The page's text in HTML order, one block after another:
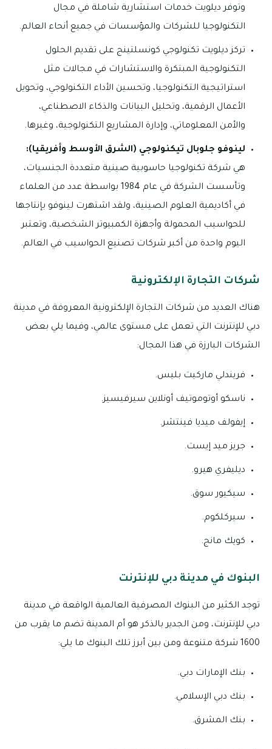
وتوفر ديلويت خدمات استشارية شاملة في مجال
التكنولوجيا للشركات والمؤسسات في جميع أنحاء العالم.
تركز ديلويت تكنولوجي كونسلتينج على تقديم الحلول
التكنولوجية المبتكرة والاستشارات في مجالات مثل
استراتيجية التكنولوجيا، وتحسين الأداء التكنولوجي، وتحويل
الأعمال الرقمية، وتحليل البيانات والذكاء الاصطناعي،
والأمن المعلوماتي، وإدارة المشاريع التكنولوجية، وغيرها.
لينوفو جلوبال تيكنولوجي (الشرق الأوسط وأفريقيا):
هي شركة تكنولوجيا حاسوبية صينية متعددة الجنسيات،
وتأسست الشركة في عام 1984 بواسطة عدد من العلماء
في أكاديمية العلوم الصينية، ولقد اشتهرت لينوفو بإنتاجها
للحواسيب المحمولة وأجهزة الكمبيوتر الشخصية، وتعتبر
اليوم واحدة من أكبر شركات تصنيع الحواسيب في العالم.
شركات التجارة الإلكترونية
هناك العديد من شركات التجارة الإلكترونية المعروفة في مدينة
دبي للإنترنت التي تعمل على مستوى عالمي، وفيما يلي بعض
الشركات البارزة في هذا المجال:
فريندلي ماركيت بليس.
ناسكو أوتوموتيف أونلاين سيرفيسيز.
إيفولف ميديا فينتشر.
جريز ميد إيست.
ديليفري هيرو.
سيكيور سوق.
سيركلكوم.
كويك مانج.
البنوك في مدينة دبي للإنترنت
توجد الكثير من البنوك المصرفية العالمية الواقعة في مدينة
دبي للإنترنت، ومن الجدير بالذكر هو أم المدينة تضم ما يقرب من
1600 شركة متنوعة ومن بين أبرز تلك البنوك ما يلي:
بنك الإمارات دبي.
بنك دبي الإسلامي.
بنك المشرق.